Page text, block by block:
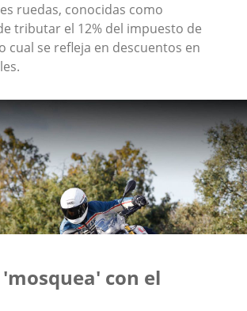
ruedas, conocidas como
tributar el 12% del impuesto de
cual se refleja en descuentos en
'mosquea' con el